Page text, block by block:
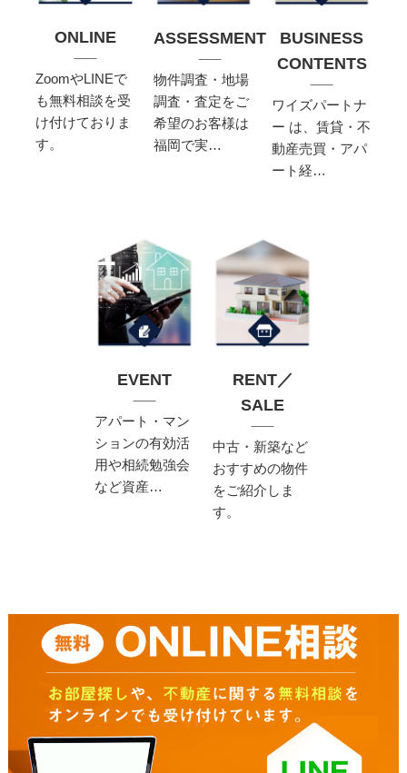
ONLINE
ZoomやLINEで
も無料相談を受
け付けておりま
す。
ASSESSMENT
物件調査・地場
調査・査定をご
希望のお客様は
福岡で実…
BUSINESS
CONTENTS
ワイズパートナ
ー は、賃貸・不
動産売買・アパ
ート経…
EVENT
アパート・マン
ションの有効活
用や相続勉強会
など資産…
RENT／
SALE
中古・新築など
おすすめの物件
をご紹介しま
す。